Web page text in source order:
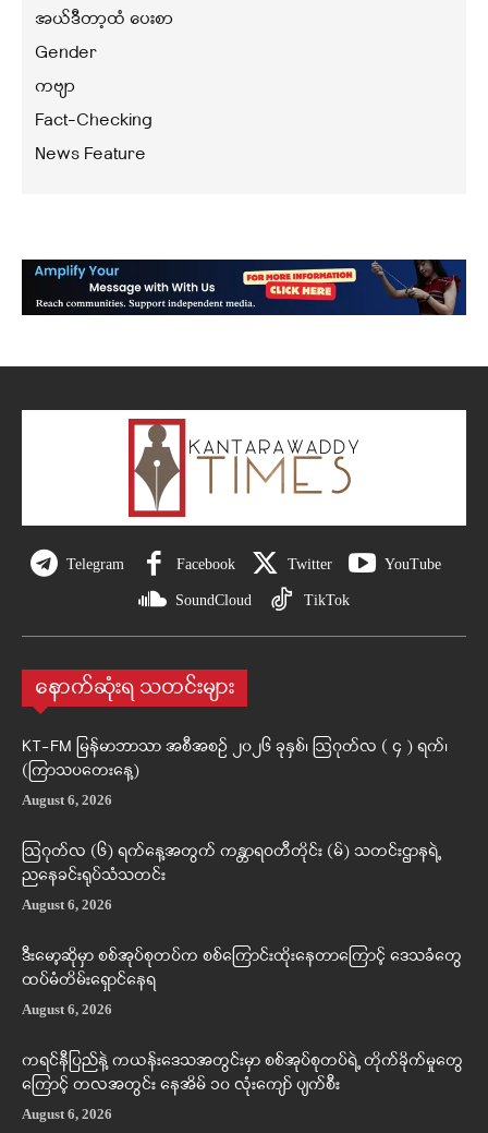
အယ်ဒီတာ့ထံ ပေးစာ
Gender
ကဗျာ
Fact-Checking
News Feature
Telegram Facebook Twitter YouTube
SoundCloud TikTok
နောက်ဆုံးရ သတင်းများ
KT-FM မြန်မာဘာသာ အစီအစဉ် ၂၀၂၆ ခုနှစ်၊ ဩဂုတ်လ ( ၄ ) ရက်၊
(ကြာသပတေးနေ့)
August 6, 2026
ဩဂုတ်လ (၆) ရက်နေ့အတွက် ကန္တာရဝတီတိုင်း (မ်) သတင်းဌာနရဲ့
ညနေခင်းရုပ်သံသတင်း
August 6, 2026
ဒီးမော့ဆိုမှာ စစ်အုပ်စုတပ်က စစ်ကြောင်းထိုးနေတာကြောင့် ဒေသခံတွေ
ထပ်မံတိမ်းရှောင်နေရ
August 6, 2026
ကရင်နီပြည်နဲ့ ကယန်းဒေသအတွင်းမှာ စစ်အုပ်စုတပ်ရဲ့ တိုက်ခိုက်မှုတွေ
ကြောင့် တလအတွင်း နေအိမ် ၁၀ လုံးကျော် ပျက်စီး
August 6, 2026